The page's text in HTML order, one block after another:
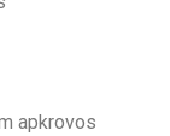
apkrovos